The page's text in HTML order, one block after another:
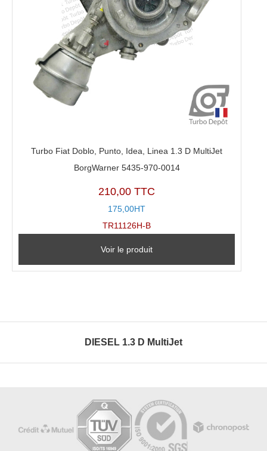
Turbo Fiat Doblo, Punto, Idea, Linea 1.3 D MultiJet
BorgWarner 5435-970-0014
210,00 TTC
175,00HT
TR11126H-B
Voir le produit
DIESEL 1.3 D MultiJet